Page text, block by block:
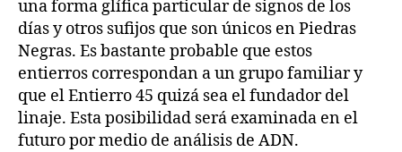
una forma glífica particular de signos de los
días y otros sufijos que son únicos en Piedras
Negras. Es bastante probable que estos
entierros correspondan a un grupo familiar y
que el Entierro 45 quizá sea el fundador del
linaje. Esta posibilidad será examinada en el
futuro por medio de análisis de ADN.